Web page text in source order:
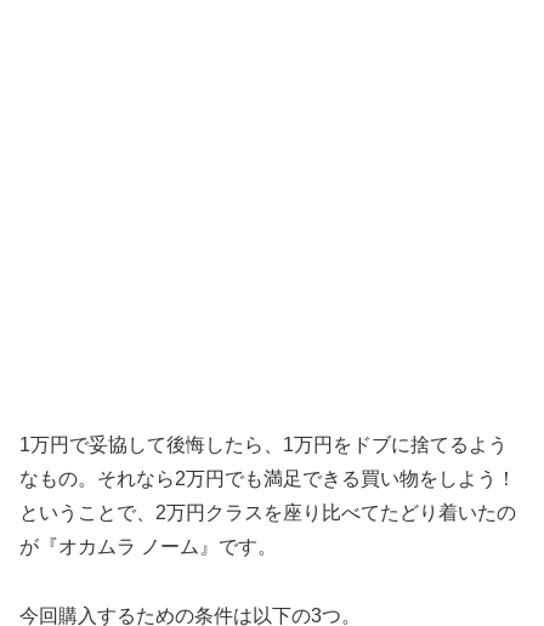
1万円で妥協して後悔したら、1万円をドブに捨てるよう
なもの。それなら2万円でも満足できる買い物をしよう！
ということで、2万円クラスを座り比べてたどり着いたの
が『オカムラ ノーム』です。
今回購入するための条件は以下の3つ。